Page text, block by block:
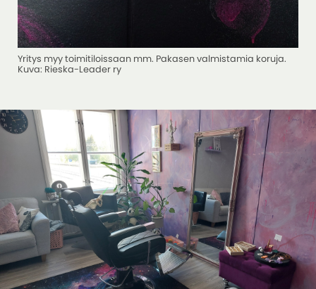
Yritys myy toimitiloissaan mm. Pakasen valmistamia koruja.
Kuva: Rieska-Leader ry